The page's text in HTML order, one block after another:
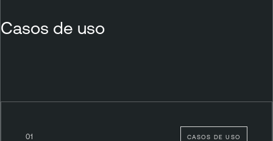
Casos de uso
01 CASOS DE USO